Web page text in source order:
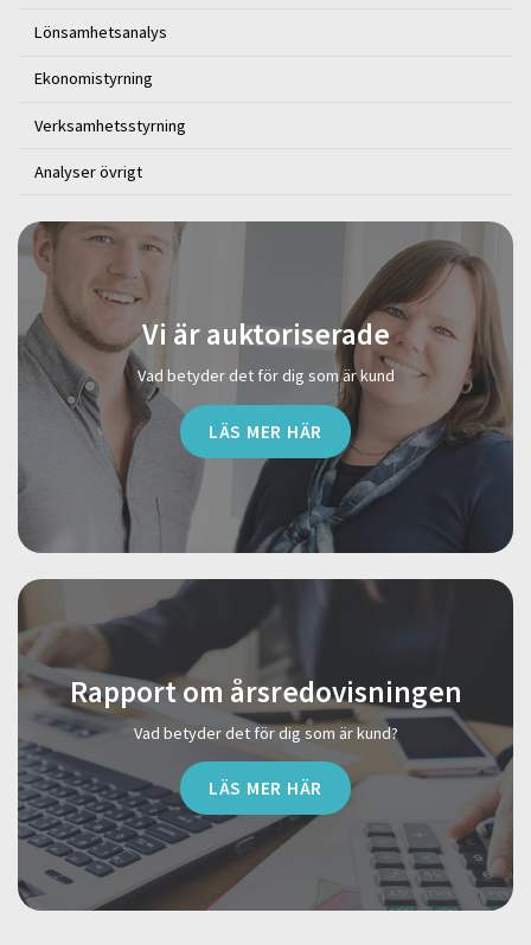
Lönsamhetsanalys
Ekonomistyrning
Verksamhetsstyrning
Analyser övrigt
Vi är auktoriserade
Vad betyder det för dig som är kund
LÄS MER HÄR
Rapport om årsredovisningen
Vad betyder det för dig som är kund?
LÄS MER HÄR